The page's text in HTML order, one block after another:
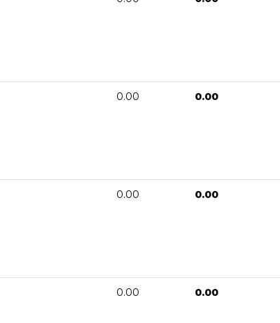
0.00 0.00
0.00 0.00
0.00 0.00